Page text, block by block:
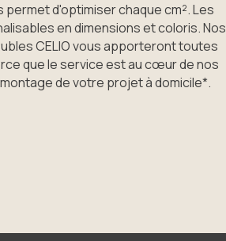
permet d'optimiser chaque cm². Les
en dimensions et coloris. Nos
CELIO vous apporteront toutes
que le service est au cœur de nos
de votre projet à domicile*.